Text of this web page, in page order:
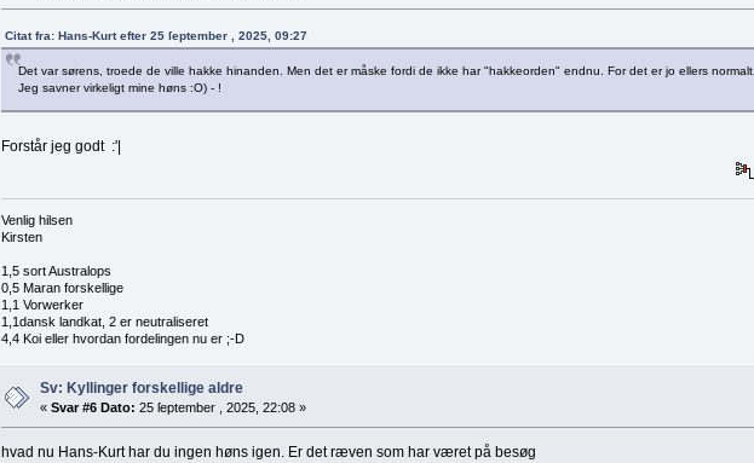
Citat fra: Hans-Kurt efter 25 ſeptember , 2025, 09:27
Det var sørens, troede de ville hakke hinanden. Men det er måske fordi de ikke har "hakkeorden" endnu. For det er jo ellers normalt.
Jeg savner virkeligt mine høns :O) - !
Forstår jeg godt :'|
Venlig hilsen
Kirsten
1,5 sort Australops
0,5 Maran forskellige
1,1 Vorwerker
1,1dansk landkat, 2 er neutraliseret
4,4 Koi eller hvordan fordelingen nu er ;-D
Sv: Kyllinger forskellige aldre
« Svar #6 Dato: 25 ſeptember , 2025, 22:08 »
hvad nu Hans-Kurt har du ingen høns igen. Er det ræven som har været på besøg